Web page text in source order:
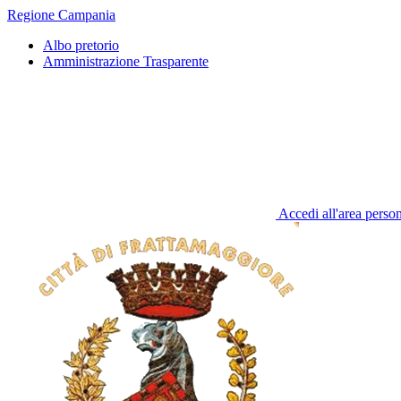
Regione Campania
Albo pretorio
Amministrazione Trasparente
Accedi all'area